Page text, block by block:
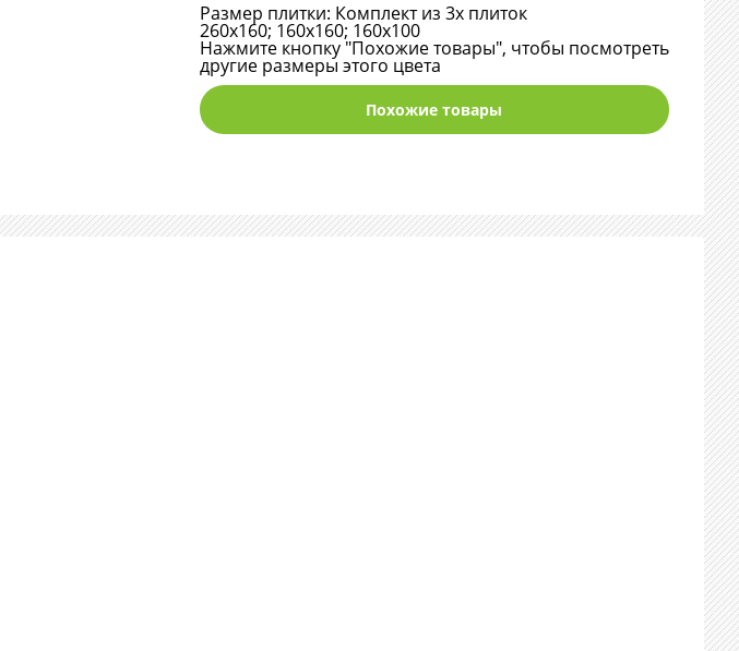
Размер плитки: Комплект из 3х плиток
260х160; 160х160; 160х100
Нажмите кнопку "Похожие товары", чтобы посмотреть
другие размеры этого цвета
Похожие товары